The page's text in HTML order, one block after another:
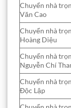
Chuyển nhà
Văn Cao
Chuyển nhà
Hoàng Diệu
Chuyển nhà
Nguyễn Chí
Chuyển nhà
Độc Lập